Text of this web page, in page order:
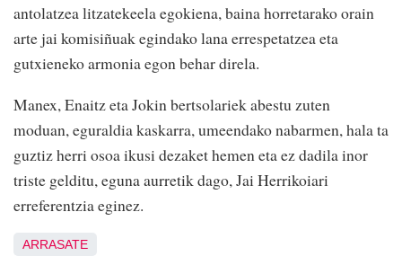
antolatzea litzatekeela egokiena, baina horretarako orain
arte jai komisiñuak egindako lana errespetatzea eta
gutxieneko armonia egon behar direla.
Manex, Enaitz eta Jokin bertsolariek abestu zuten
moduan, eguraldia kaskarra, umeendako nabarmen, hala ta
guztiz herri osoa ikusi dezaket hemen eta ez dadila inor
triste gelditu, eguna aurretik dago, Jai Herrikoiari
erreferentzia eginez.
ARRASATE